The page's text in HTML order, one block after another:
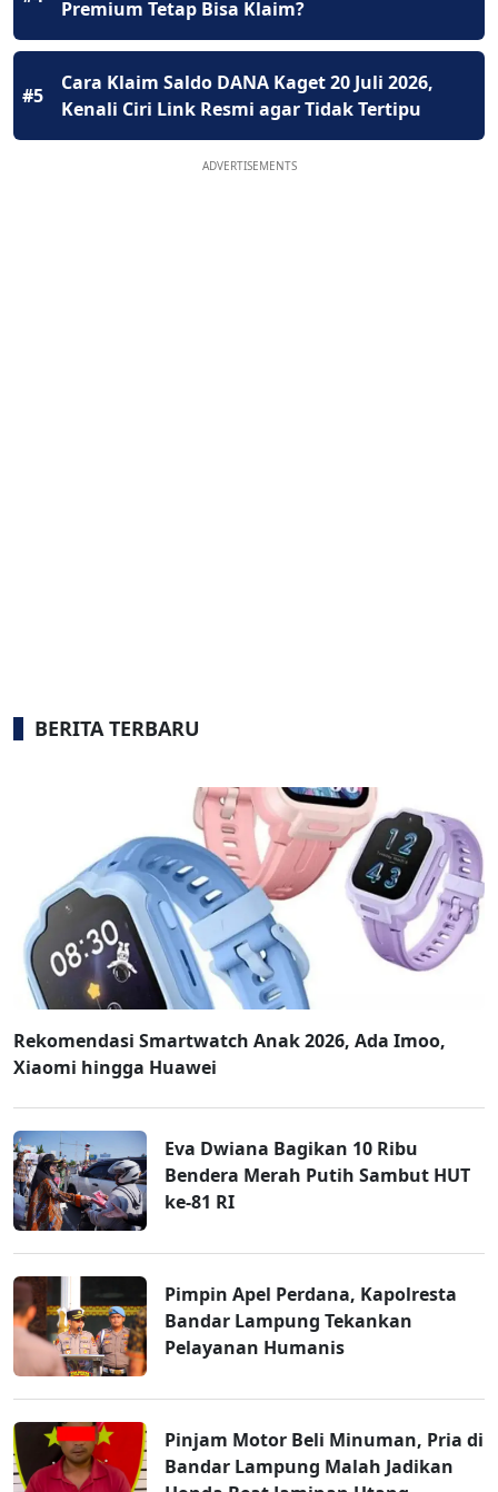
Premium Tetap Bisa Klaim?
#5
Cara Klaim Saldo DANA Kaget 20 Juli 2026,
Kenali Ciri Link Resmi agar Tidak Tertipu
ADVERTISEMENTS
BERITA TERBARU
Rekomendasi Smartwatch Anak 2026, Ada Imoo,
Xiaomi hingga Huawei
Eva Dwiana Bagikan 10 Ribu
Bendera Merah Putih Sambut HUT
ke-81 RI
Pimpin Apel Perdana, Kapolresta
Bandar Lampung Tekankan
Pelayanan Humanis
Pinjam Motor Beli Minuman, Pria di
Bandar Lampung Malah Jadikan